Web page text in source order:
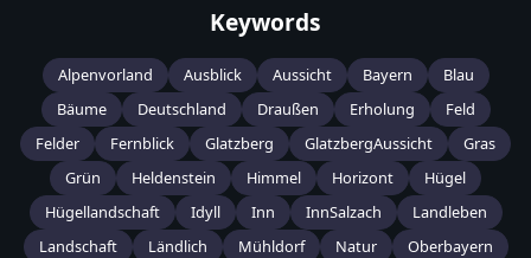
Keywords
Alpenvorland Ausblick Aussicht Bayern
Blau
Bäume
Deutschland Draußen Erholung
Feld
Felder
Fernblick Glatzberg GlatzbergAussicht
Gras
Grün
Heldenstein Himmel Horizont
Hügel
Hügellandschaft
Idyll Inn InnSalzach
Landleben
Landschaft
Ländlich Mühldorf Natur
Oberbayern